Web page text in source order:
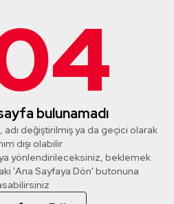
bulunamadı
adı değiştirilmiş ya da geçici olarak
dışı olabilir
yönlendirileceksiniz, beklemek
'Ana Sayfaya Dön' butonuna